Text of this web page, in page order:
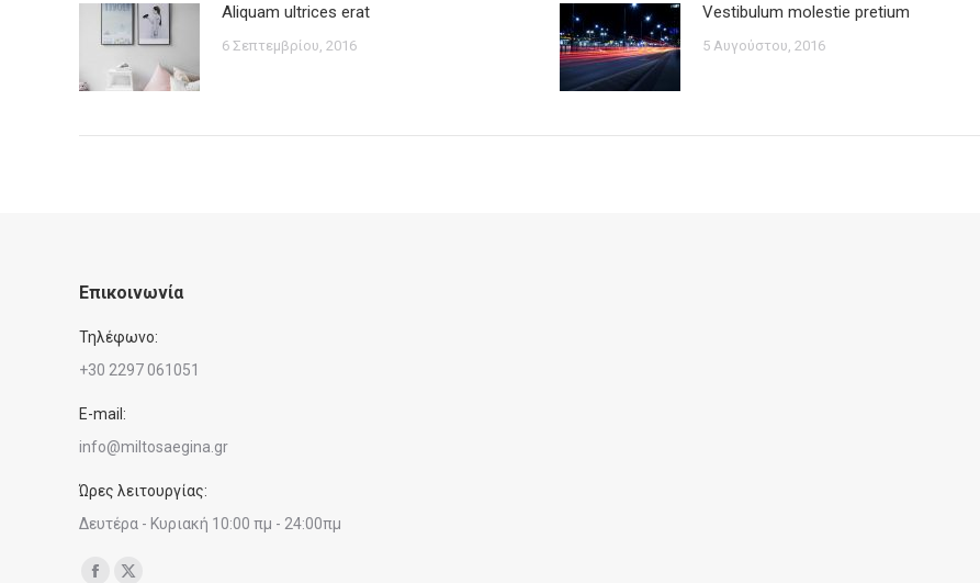
Aliquam ultrices erat
6 Σεπτεμβρίου, 2016
Vestibulum molestie pretium
5 Αυγούστου, 2016
Επικοινωνία
Τηλέφωνο:
+30 2297 061051
E-mail:
info@miltosaegina.gr
Ώρες λειτουργίας:
Δευτέρα - Κυριακή 10:00 πμ - 24:00πμ
Find us on: